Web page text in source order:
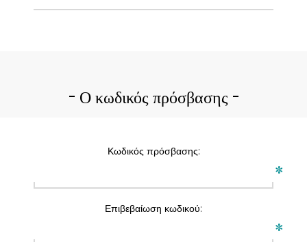
Ο κωδικός πρόσβασης
Κωδικός πρόσβασης:
*
Επιβεβαίωση κωδικού:
*